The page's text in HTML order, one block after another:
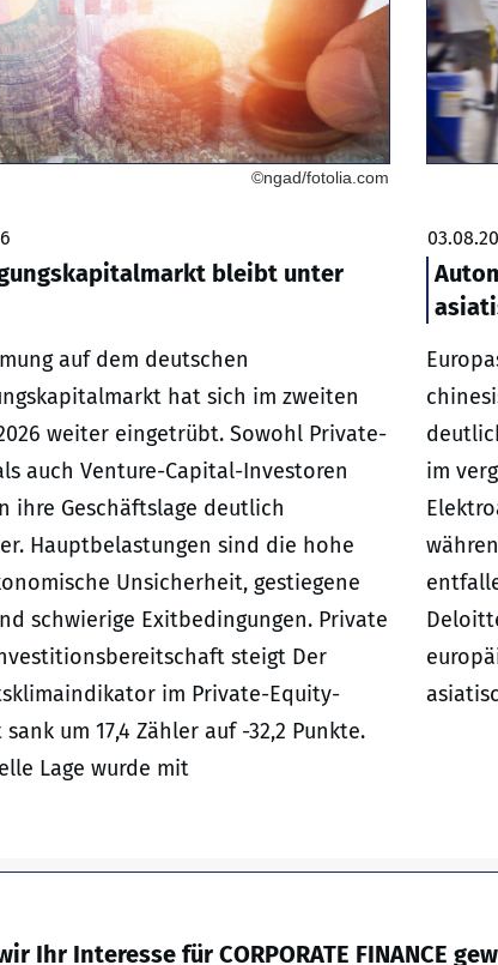
©ngad/fotolia.com
bleibt unter
auf dem deutschen
hat sich im zweiten
weiter eingetrübt. Sowohl Private-
auch Venture-Capital-Investoren
ihre Geschäftslage deutlich
Hauptbelastungen sind die hohe
Unsicherheit, gestiegene
schwierige Exitbedingungen. Private
steigt Der
im Private-Equity-
sank um 17,4 Zähler auf -32,2 Punkte.
Lage wurde mit
im
Ihr Interesse für CORPORATE FINANCE